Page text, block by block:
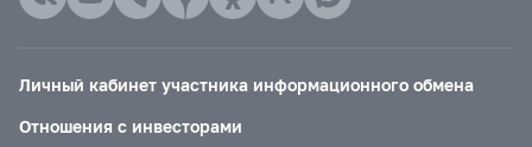
Личный кабинет участника информационного обмена
Отношения с инвесторами